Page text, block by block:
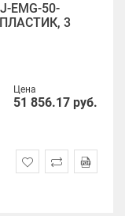
EMG-50-
ПЛАСТИК, 3
Цена
51 856.17 руб.